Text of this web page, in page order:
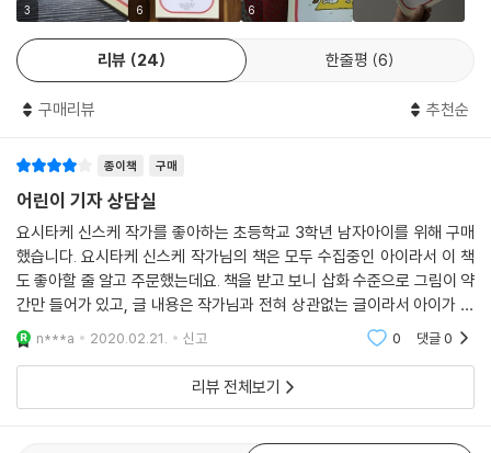
간단하다. 일주일에 한두 번, 방과 후 모두 모여 과자를 먹으면서 그 달의
신문에 실을 고민을 정하고 토론한다. 그 누구도 모든 문제의 답을 다 알 수
없으니, 다 함께 이야기를 나누며 해결 방안을 정리하는 것이다. ‘이성에게
가지 조건’을 들며 나이가 비슷한 또래에게 잘 보이라는 따끔한 충고를 건
‘중학생은 다들 멍청해서 그런 말을 하게 마련이다’라는 위로를 전한다(4
6~47쪽). 뿐만 아니다. ‘죽는 것이 두려워요’라는 무거운 고민이 있는가
하면(142~143쪽), ‘신입 사원이 회사를 자꾸 그만둬요’라는 너무나 어른
스러운 고민(132~133쪽)도 있다.
가메오카 어린이 신문의 기자들에게 당도하는 고민의 상황과 내용은 각양
각색이지만, 고민 때문에 힘들어하는 모습은 같은 인간이기에 크게 다르지
않다. 어린이 기자들은 지나친 고민에 지치고, 그래서 매일 아침 힘겨운 얼
굴로 하루를 시작하는 어른들에게 고민을 떨쳐 버리고 ‘건강하고 밝게’ 살
아갈 나름의 방법을 제시하며 복잡한 삶을 간결하게 만드는 가이드가 되어
3 6 6
리뷰 24 한줄평 6
구매리뷰 추천순
종이책 구매
어린이 기자 상담실
요시타케 신스케 작가를 좋아하는 초등학교 3학년 남자아이를 위해 구매
했습니다. 요시타케 신스케 작가님의 책은 모두 수집중인 아이라서 이 책
도 좋아할 줄 알고 주문했는데요. 책을 받고 보니 삽화 수준으로 그림이 약
간만 들어가 있고, 글 내용은 작가님과 전혀 상관없는 글이라서 아이가 몹
시 실망하더라고요. 좋은 내용의 글이었지만 요시타케 신스케 작가의 기발
하고 엉뚱한 창의
n***a 2020.02.21. 신고 0 댓글0
리뷰 전체보기